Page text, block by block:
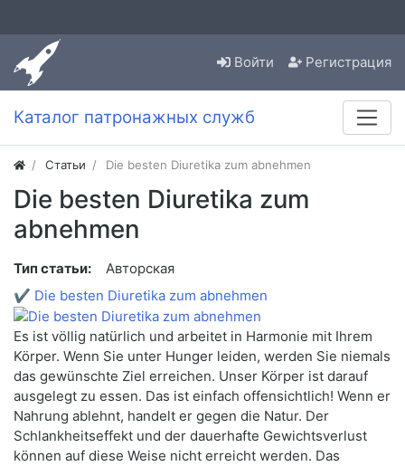
Войти Регистрация
Каталог патронажных служб
Статьи Die besten Diuretika zum abnehmen
Die besten Diuretika zum
abnehmen
Тип статьи:
Авторская
✔ Die besten Diuretika zum abnehmen
Es ist völlig natürlich und arbeitet in Harmonie mit Ihrem
Körper. Wenn Sie unter Hunger leiden, werden Sie niemals
das gewünschte Ziel erreichen. Unser Körper ist darauf
ausgelegt zu essen. Das ist einfach offensichtlich! Wenn er
Nahrung ablehnt, handelt er gegen die Natur. Der
Schlankheitseffekt und der dauerhafte Gewichtsverlust
können auf diese Weise nicht erreicht werden. Das